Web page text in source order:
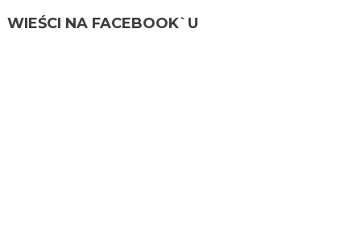
WIEŚCI NA FACEBOOK`U